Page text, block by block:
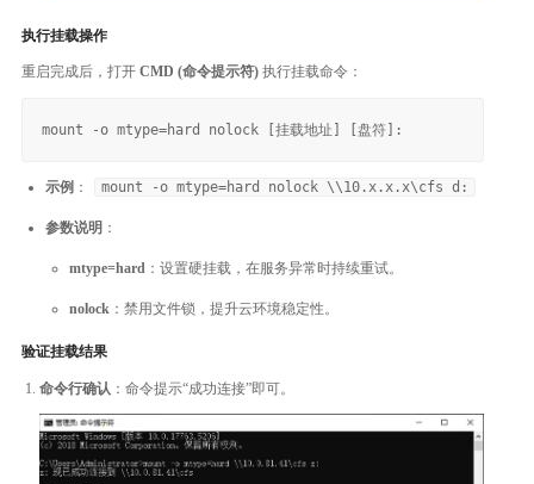
执行挂载操作
重启完成后，打开 CMD (命令提示符) 执行挂载命令：
示例 ： mount -o mtype=hard nolock \\10.x.x.x\cfs d:
参数说明 ：
mtype=hard ：设置硬挂载，在服务异常时持续重试。
nolock ：禁用文件锁，提升云环境稳定性。
验证挂载结果
命令行确认 ：命令提示“成功连接”即可。